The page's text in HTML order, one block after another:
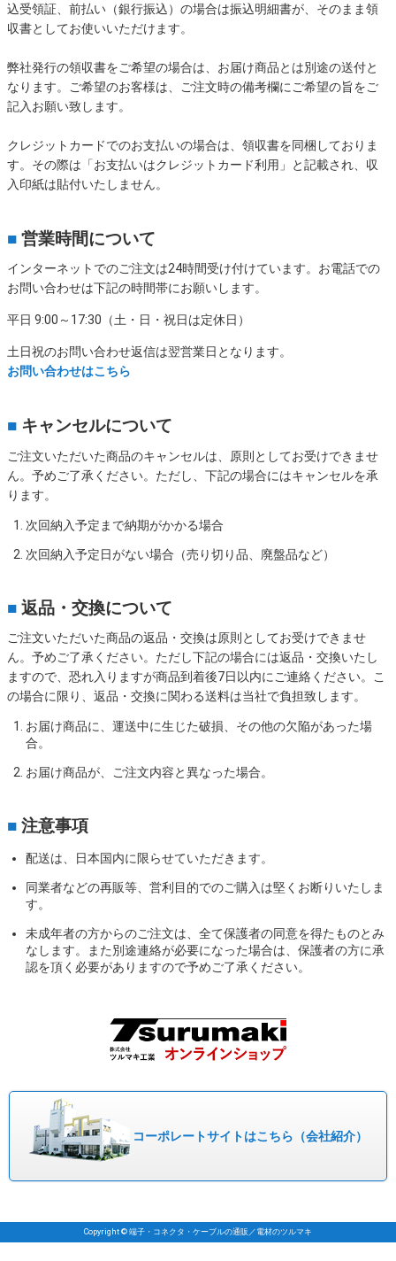
込受領証、前払い（銀行振込）の場合は振込明細書が、そのまま領
収書としてお使いいただけます。
弊社発行の領収書をご希望の場合は、お届け商品とは別途の送付と
なります。ご希望のお客様は、ご注文時の備考欄にご希望の旨をご
記入お願い致します。
クレジットカードでのお支払いの場合は、領収書を同梱しておりま
す。その際は「お支払いはクレジットカード利用」と記載され、収
入印紙は貼付いたしません。
■ 営業時間について
インターネットでのご注文は24時間受け付けています。お電話での
お問い合わせは下記の時間帯にお願いします。
平日 9:00～17:30（土・日・祝日は定休日）
土日祝のお問い合わせ返信は翌営業日となります。
お問い合わせはこちら
■ キャンセルについて
ご注文いただいた商品のキャンセルは、原則としてお受けできませ
ん。予めご了承ください。ただし、下記の場合にはキャンセルを承
ります。
次回納入予定まで納期がかかる場合
次回納入予定日がない場合（売り切り品、廃盤品など）
■ 返品・交換について
ご注文いただいた商品の返品・交換は原則としてお受けできませ
ん。予めご了承ください。ただし下記の場合には返品・交換いたし
ますので、恐れ入りますが商品到着後7日以内にご連絡ください。こ
の場合に限り、返品・交換に関わる送料は当社で負担致します。
お届け商品に、運送中に生じた破損、その他の欠陥があった場
合。
お届け商品が、ご注文内容と異なった場合。
■ 注意事項
配送は、日本国内に限らせていただきます。
同業者などの再販等、営利目的でのご購入は堅くお断りいたしま
す。
未成年者の方からのご注文は、全て保護者の同意を得たものとみ
なします。また別途連絡が必要になった場合は、保護者の方に承
認を頂く必要がありますので予めご了承ください。
コーポレートサイトはこちら （会社紹介）
Copyright © 端子・コネクタ・ケーブルの通販／電材のツルマキ